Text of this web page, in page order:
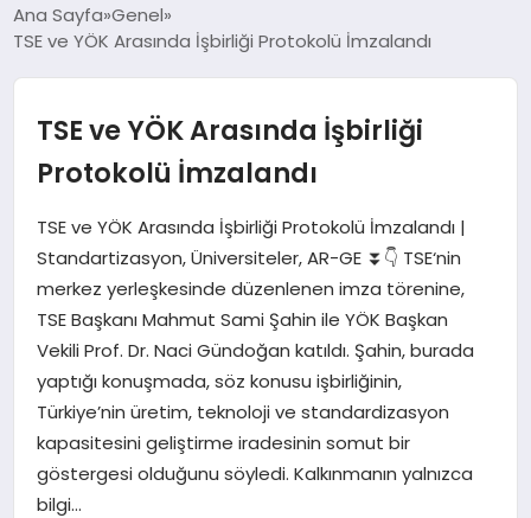
YAŞAM
EKONOMI
GÜNDEM
MAGAZIN
SAĞLIK
TEKNOLOJI
Ana Sayfa Genel
TSE ve YÖK Arasında İşbirliği Protokolü İmzalandı
TSE ve YÖK Arasında İşbirliği
Protokolü İmzalandı
TSE ve YÖK Arasında İşbirliği Protokolü İmzalandı |
Standartizasyon, Üniversiteler, AR-GE ⏬👇 TSE‘nin
merkez yerleşkesinde düzenlenen imza törenine,
TSE Başkanı Mahmut Sami Şahin ile YÖK Başkan
Vekili Prof. Dr. Naci Gündoğan katıldı. Şahin, burada
yaptığı konuşmada, söz konusu işbirliğinin,
Türkiye’nin üretim, teknoloji ve standardizasyon
kapasitesini geliştirme iradesinin somut bir
göstergesi olduğunu söyledi. Kalkınmanın yalnızca
bilgi…